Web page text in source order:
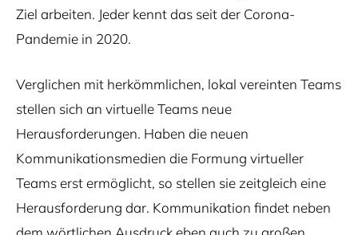
Ziel arbeiten. Jeder kennt das seit der Corona-
Pandemie in 2020.
Verglichen mit herkömmlichen, lokal vereinten Teams
stellen sich an virtuelle Teams neue
Herausforderungen. Haben die neuen
Kommunikationsmedien die Formung virtueller
Teams erst ermöglicht, so stellen sie zeitgleich eine
Herausforderung dar. Kommunikation findet neben